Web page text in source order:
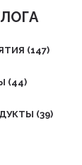
(147)
(44)
(39)